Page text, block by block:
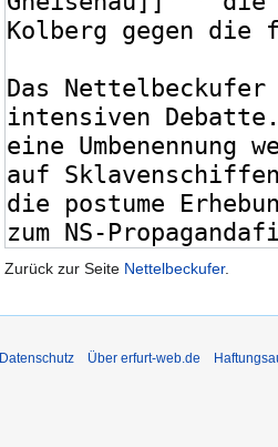
Zurück zur Seite Nettelbeckufer.
Datenschutz Über erfurt-web.de